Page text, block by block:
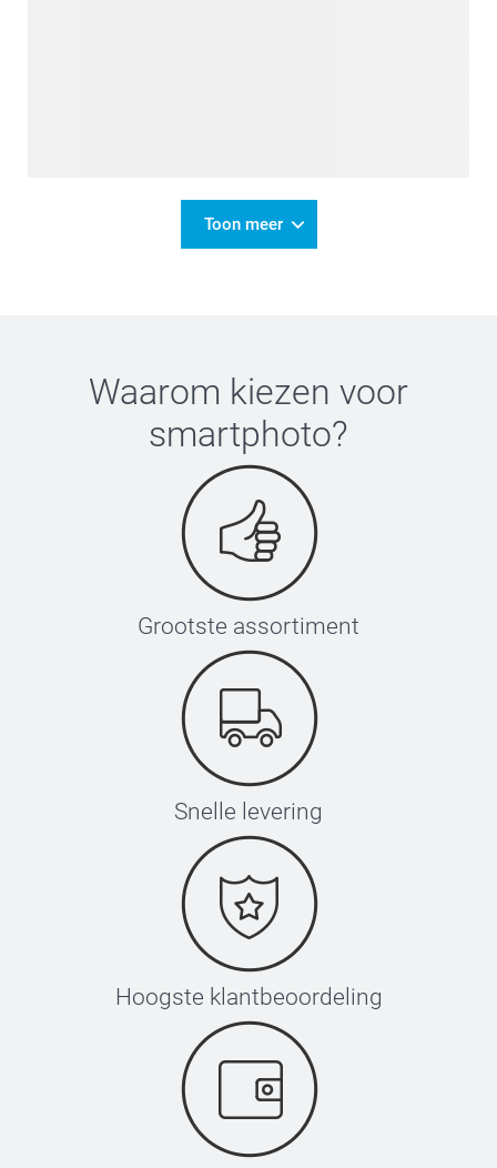
Toon meer
Waarom kiezen voor
smartphoto?
Grootste assortiment
Snelle levering
Hoogste klantbeoordeling